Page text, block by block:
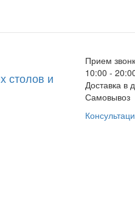
столов и
Прием
10:00 -
Доставка в
Самовывоз